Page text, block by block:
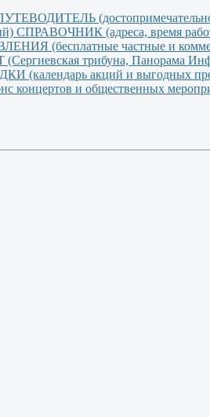
СПРАВОЧНИК (адреса, время
(бесплатные частные и
трибуна, Панорама
(календарь акций и выгодных
концертов и общественных